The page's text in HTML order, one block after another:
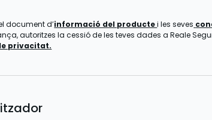
document d’informació del productei les seves
autoritzes la cessió de les teves dades a Reale
privacitat.